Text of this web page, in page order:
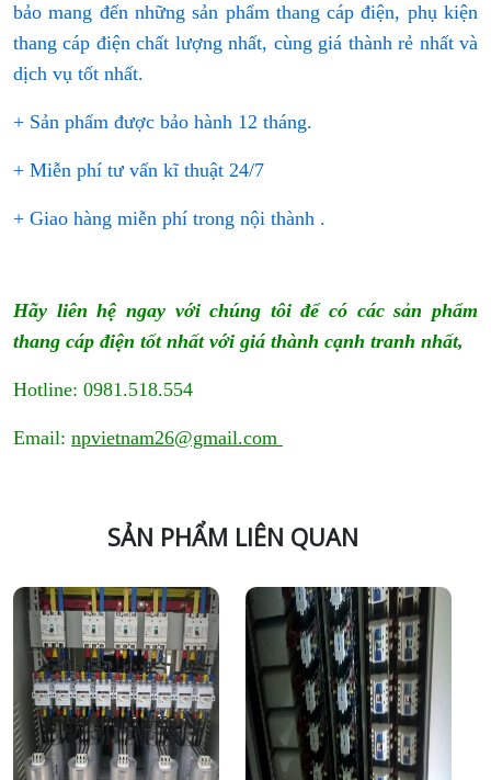
bảo mang đến những sản phẩm thang cáp điện, phụ kiện
thang cáp điện chất lượng nhất, cùng giá thành rẻ nhất và
dịch vụ tốt nhất.
+ Sản phẩm được bảo hành 12 tháng.
+ Miễn phí tư vấn kĩ thuật 24/7
+ Giao hàng miễn phí trong nội thành .
Hãy liên hệ ngay với chúng tôi để có các sản phẩm
thang cáp điện tốt nhất với giá thành cạnh tranh nhất,
Hotline: 0981.518.554
Email: npvietnam26@gmail.com
SẢN PHẨM LIÊN QUAN